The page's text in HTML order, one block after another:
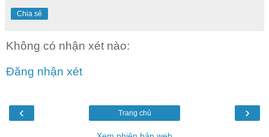
Chia sẻ
Không có nhận xét nào:
Đăng nhận xét
‹ ›
Trang chủ